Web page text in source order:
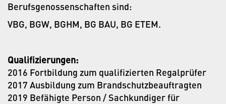
Berufsgenossenschaften sind:
VBG, BGW, BGHM, BG BAU, BG ETEM.
Qualifizierungen:
2016 Fortbildung zum qualifizierten Regalprüfer
2017 Ausbildung zum Brandschutzbeauftragten
2019 Befähigte Person / Sachkundiger für